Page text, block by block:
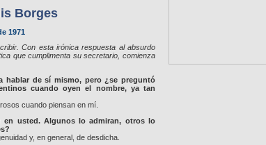
Borges
1971
Con esta irónica respuesta al absurdo
que cumplimenta su secretario, comienza
hablar de sí mismo, pero ¿se preguntó
cuando oyen el nombre, ya tan
cuando piensan en mí.
en usted. Algunos lo admiran, otros lo
y, en general, de desdicha.